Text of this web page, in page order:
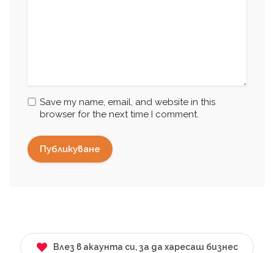
Save my name, email, and website in this
browser for the next time I comment.
Влез в акаунта си, за да харесаш бизнес